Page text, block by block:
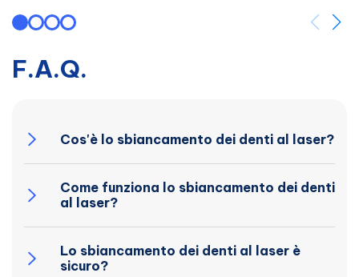
F.A.Q.
Cos'è lo sbiancamento dei denti al laser?
Come funziona lo sbiancamento dei denti
al laser?
Lo sbiancamento dei denti al laser è
sicuro?